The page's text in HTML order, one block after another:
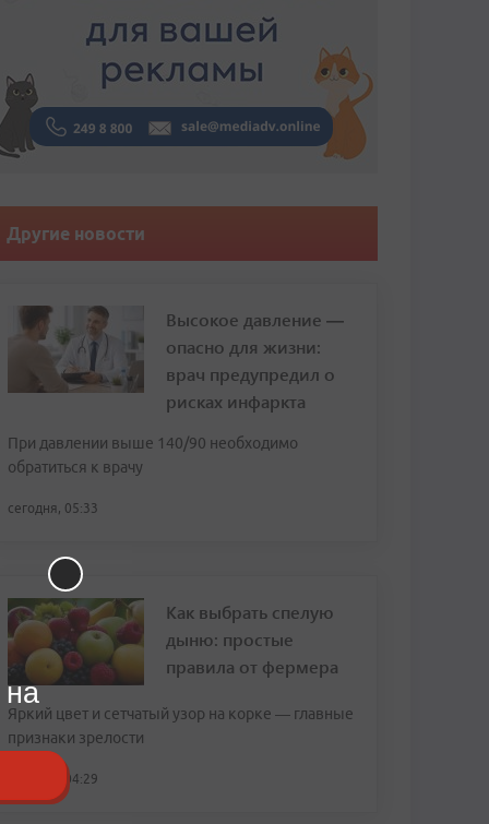
Другие новости
Высокое давление —
опасно для жизни:
врач предупредил о
рисках инфаркта
При давлении выше 140/90 необходимо
обратиться к врачу
сегодня, 05:33
Как выбрать спелую
дыню: простые
правила от фермера
Яркий цвет и сетчатый узор на корке — главные
признаки зрелости
сегодня, 04:29